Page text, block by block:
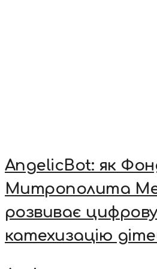
AngelicBot: як
Митрополита
розвиває цифрову
катехизацію